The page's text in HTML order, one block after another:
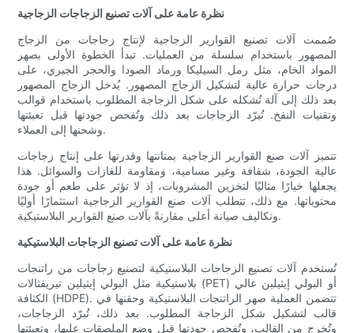
نظرة عامة على آلات تصنيع الزجاجات الزجاجية
صُممت آلات تصنيع القوارير الزجاجية لإنتاج زجاجات من الزجاج
المصهور باستخدام سلسلة من العمليات. تبدأ الخطوة الأولى بصهر
المواد الخام، مثل رمل السيليكا ورماد الصودا والحجر الجيري، على
درجات حرارة عالية لتشكيل الزجاج المصهور. يُدخل الزجاج المصهور
بعد ذلك إلى آلة تُشكله على شكل الزجاجة المطلوب باستخدام قوالب
وتقنيات النفخ. تُبرّد الزجاجات بعد ذلك وتُفحص جودتها قبل تعبئتها
وشحنها إلى العملاء.
تتميز آلات صنع القوارير الزجاجية بمتانتها وقدرتها على إنتاج زجاجات
عالية الجودة، شفافة وغير مسامية، ومقاومة للغازات والسوائل. هذا
يجعلها خيارًا مثاليًا لتخزين المشروبات، إذ لا تؤثر على طعم أو جودة
محتوياتها. مع ذلك، تتطلب آلات صنع القوارير الزجاجية استثمارًا أوليًا
وتكاليف صيانة أعلى مقارنةً بآلات صنع القوارير البلاستيكية.
نظرة عامة على آلات تصنيع الزجاجات البلاستيكية
تُستخدم آلات تصنيع الزجاجات البلاستيكية لتصنيع زجاجات من راتنجات
بلاستيكية مثل البولي إيثيلين تيريفثالات (PET) أو البولي إيثيلين عالي
الكثافة (HDPE). تتضمن العملية صهر الراتنجات البلاستيكية وحقنها في
قالب لتشكيل شكل الزجاجة المطلوب. بعد ذلك، تُبرّد الزجاجات،
وتُخرج من القالب، وتُفحص جودتها قبل وضع الملصقات عليها، وتعبئتها